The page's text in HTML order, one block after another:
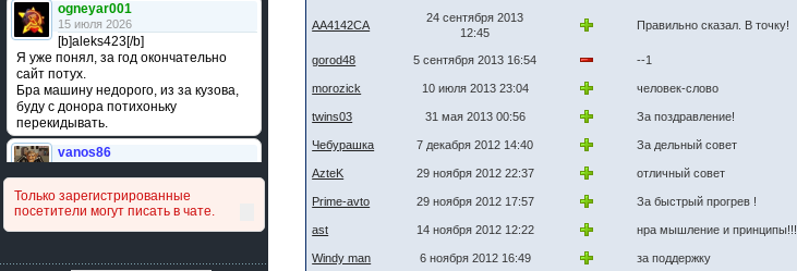
ogneyar001
15 июля 2026
[b]aleks423[/b]
Я уже понял, за год окончательно
сайт потух.
Бра машину недорого, из за кузова,
буду с донора потихоньку
перекидывать.
vanos86
сравнивал подушку акпп бензиновой и
дизельной машины намера
4578063AG и 4578061AG? По фото
Только зарегистрированные
посетители могут писать в чате.
AA4142CA
24 сентября 2013
12:45
Правильно сказал. В точку!
gorod48 5 сентября 2013 16:54 --1
morozick 10 июля 2013 23:04 человек-слово
twins03 31 мая 2013 00:56 За поздравление!
Чебурашка 7 декабря 2012 14:40 За дельный совет
AzteK 29 ноября 2012 22:37 отличный совет
Prime-avto 29 ноября 2012 17:57 За быстрый прогрев !
ast 14 ноября 2012 12:22 нра мышление и принципы!!!
Windy man 6 ноября 2012 16:49 за поддержку